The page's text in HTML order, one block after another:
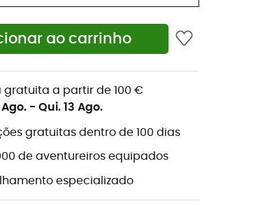
ao carrinho
gratuita a partir de 100 €
Ago. - Qui. 13 Ago.
gratuitas dentro de 100 dias
de aventureiros equipados
especializado